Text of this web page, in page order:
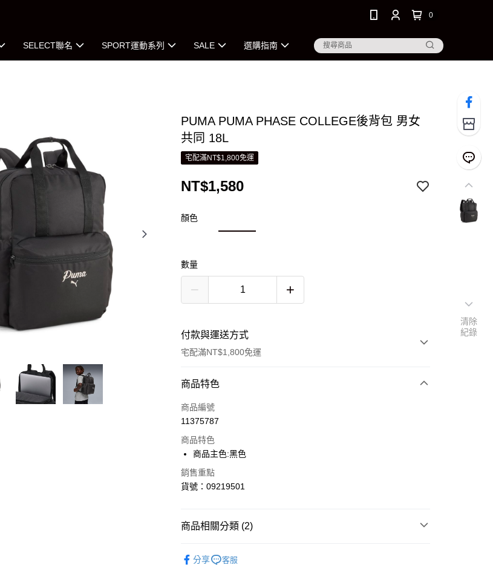
0
SELECT聯名 SPORT運動系列 SALE 選購指南
PUMA PUMA PHASE COLLEGE後背包 男女
共同 18L
宅配滿NT$1,800免運
NT$1,580
顏色
數量
付款與運送方式
宅配滿NT$1,800免運
付款方式
信用卡一次付款
Apple Pay
街口支付
商品特色
商品編號
11375787
商品特色
商品主色:黑色
銷售重點
貨號：09219501
商品相關分類 (2)
分享 客服
清除
紀錄